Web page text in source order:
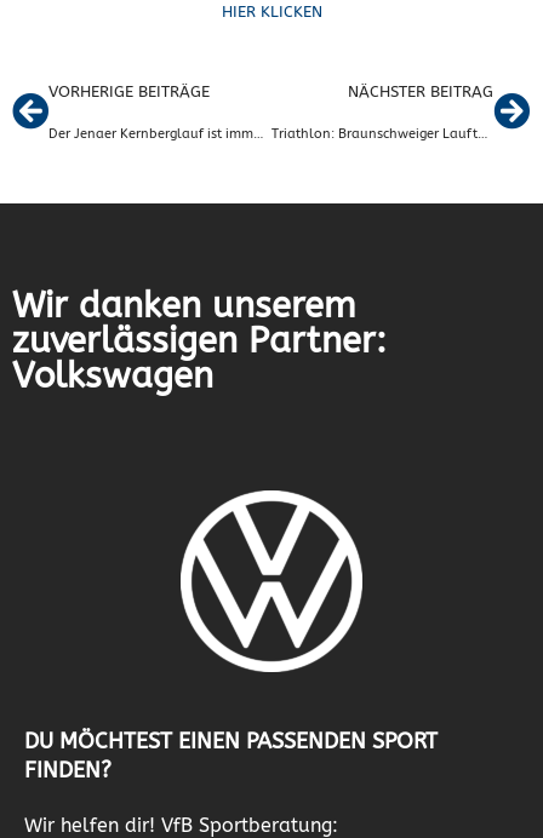
HIER KLICKEN
VORHERIGE BEITRÄGE
Der Jenaer Kernberglauf ist immer eine Reise wert – Boris Börstler gewinnt in seiner Altersklasse
NÄCHSTER BEITRAG
Triathlon: Braunschweiger Lauftag 2023 mit Fallersleber Beteiligung
Wir danken unserem
zuverlässigen Partner:
Volkswagen
DU MÖCHTEST EINEN PASSENDEN SPORT
FINDEN?
Wir helfen dir! VfB Sportberatung: